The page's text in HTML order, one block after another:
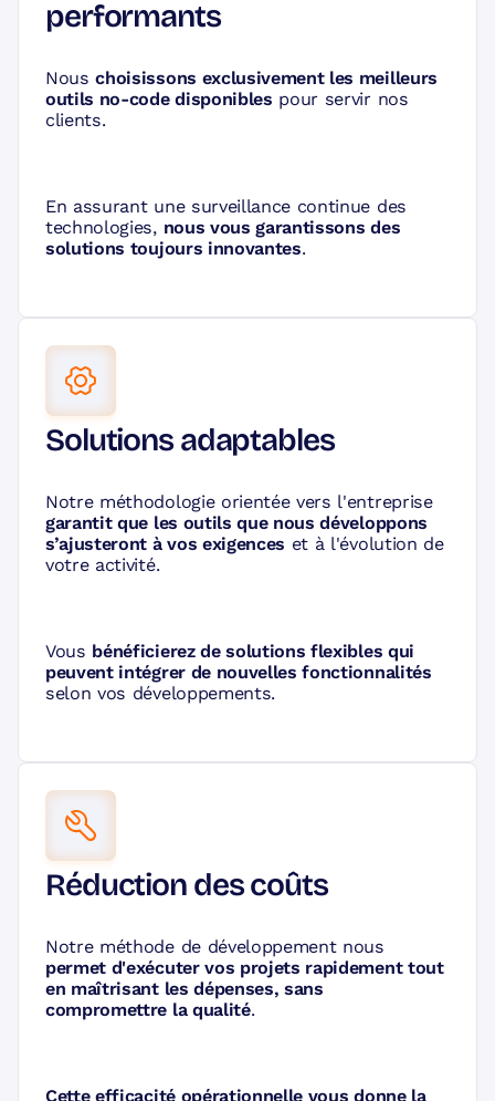
performants
Nouschoisissons exclusivement les meilleurs
outils no-code disponibles pour servir nos
clients.
En assurant une surveillance continue des
technologies, nous vous garantissons des
solutions toujours innovantes.
Solutions adaptables
Notre méthodologie orientée vers l'entreprise
garantit que les outils que nous développons
s’ajusteront à vos exigences et à l'évolution de
votre activité.
Vous bénéficierez de solutions flexibles qui
peuvent intégrer de nouvelles fonctionnalités
selon vos développements.
Réduction des coûts
Notre méthode de développement nous
permet d'exécuter vos projets rapidement tout
en maîtrisant les dépenses, sans
compromettre la qualité.
Cette efficacité opérationnelle vous donne la